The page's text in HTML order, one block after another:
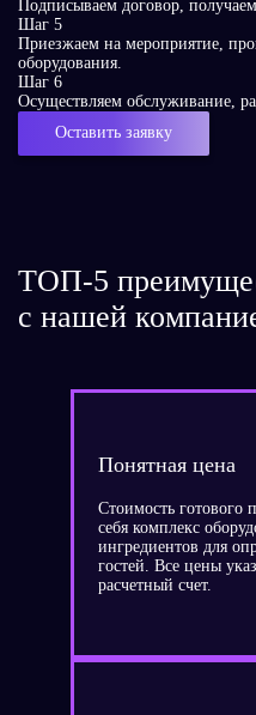
Подписываем договор,
Шаг 5
Приезжаем на мероприятие,
оборудования.
Шаг 6
Осуществляем обслуживание,
Оставить заявку
ТОП-5
с нашей
Понятная цена
Стоимость готового
себя комплекс
ингредиентов для
гостей. Все цены
расчетный счет.